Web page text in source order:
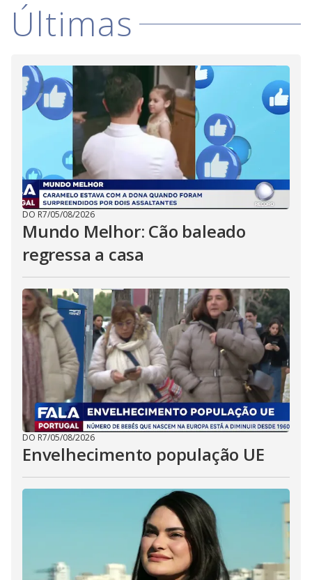
Últimas
DO R7/05/08/2026
Mundo Melhor: Cão baleado
regressa a casa
DO R7/05/08/2026
Envelhecimento população UE